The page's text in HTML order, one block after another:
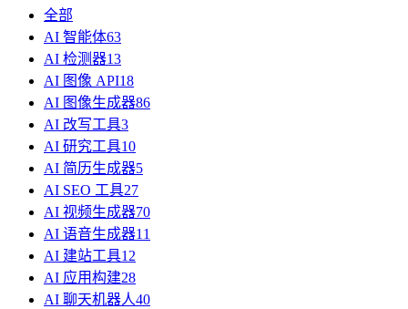
全部
AI 智能体63
AI 检测器13
AI 图像 API18
AI 图像生成器86
AI 改写工具3
AI 研究工具10
AI 简历生成器5
AI SEO 工具27
AI 视频生成器70
AI 语音生成器11
AI 建站工具12
AI 应用构建28
AI 聊天机器人40